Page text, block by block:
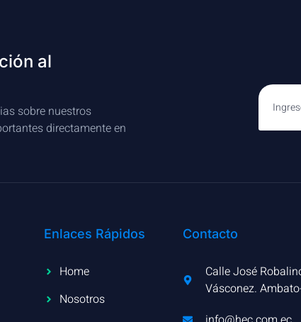
al
sobre nuestros
directamente en
Enlaces Rápidos
Home
Nosotros
Contacto
Calle José
Vásconez.